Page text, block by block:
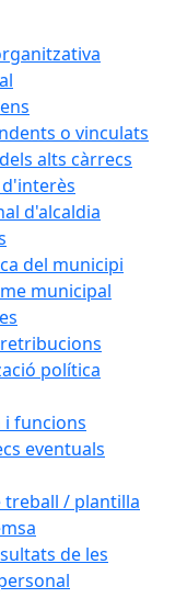
o vinculats
alts càrrecs
d'alcaldia
del municipi
municipal
política
i funcions
eventuals
treball / plantilla
de les